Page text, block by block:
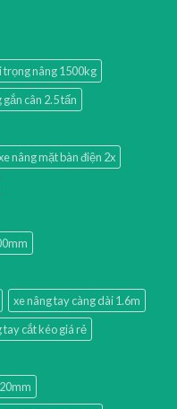
trọng nâng 1500kg
gắn cân 2.5 tấn
nâng mặt bàn điện 2x
xe nâng tay càng dài 1.6m
tay cắt kéo giá rẻ